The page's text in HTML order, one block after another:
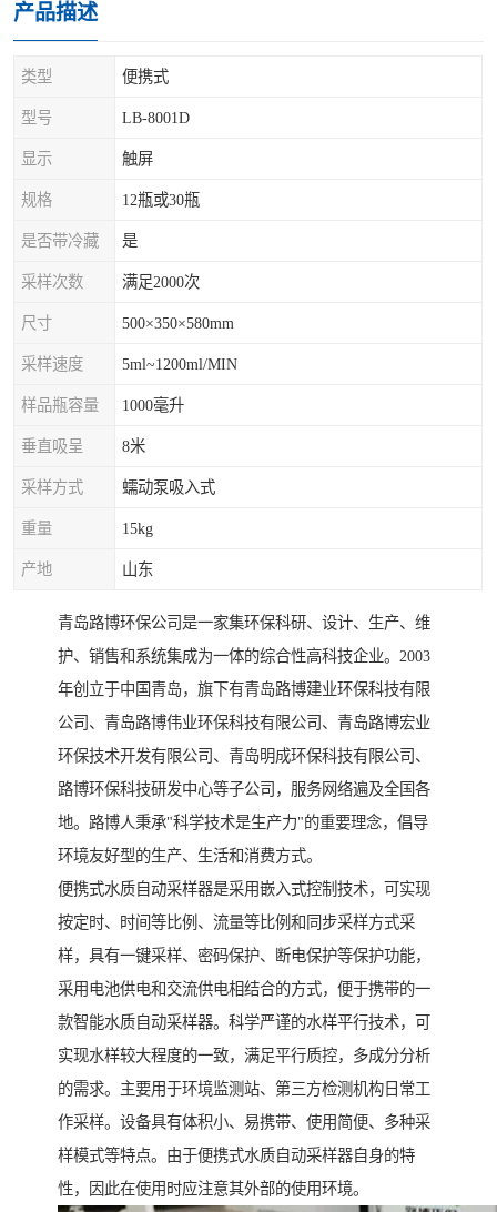
产品描述
类型 便携式
型号 LB-8001D
显示 触屏
规格 12瓶或30瓶
是否带冷藏 是
采样次数 满足2000次
尺寸 500×350×580mm
采样速度 5ml~1200ml/MIN
样品瓶容量 1000毫升
垂直吸呈 8米
采样方式 蠕动泵吸入式
重量 15kg
产地 山东
青岛路博环保公司是一家集环保科研、设计、生产、维
护、销售和系统集成为一体的综合性高科技企业。2003
年创立于中国青岛，旗下有青岛路博建业环保科技有限
公司、青岛路博伟业环保科技有限公司、青岛路博宏业
环保技术开发有限公司、青岛明成环保科技有限公司、
路博环保科技研发中心等子公司，服务网络遍及全国各
地。路博人秉承"科学技术是生产力"的重要理念，倡导
环境友好型的生产、生活和消费方式。
便携式水质自动采样器是采用嵌入式控制技术，可实现
按定时、时间等比例、流量等比例和同步采样方式采
样，具有一键采样、密码保护、断电保护等保护功能，
采用电池供电和交流供电相结合的方式，便于携带的一
款智能水质自动采样器。科学严谨的水样平行技术，可
实现水样较大程度的一致，满足平行质控，多成分分析
的需求。主要用于环境监测站、第三方检测机构日常工
作采样。设备具有体积小、易携带、使用简便、多种采
样模式等特点。由于便携式水质自动采样器自身的特
性，因此在使用时应注意其外部的使用环境。